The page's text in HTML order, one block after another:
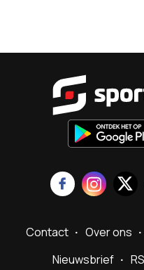
Contact Over ons
Nieuwsbrief